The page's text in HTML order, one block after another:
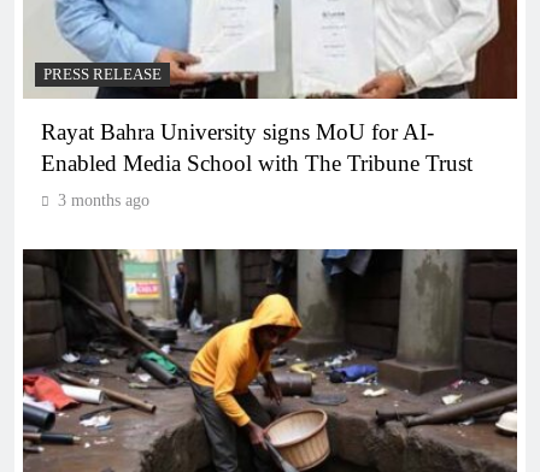
PRESS RELEASE
Rayat Bahra University signs MoU for AI-
Enabled Media School with The Tribune Trust
3 months ago